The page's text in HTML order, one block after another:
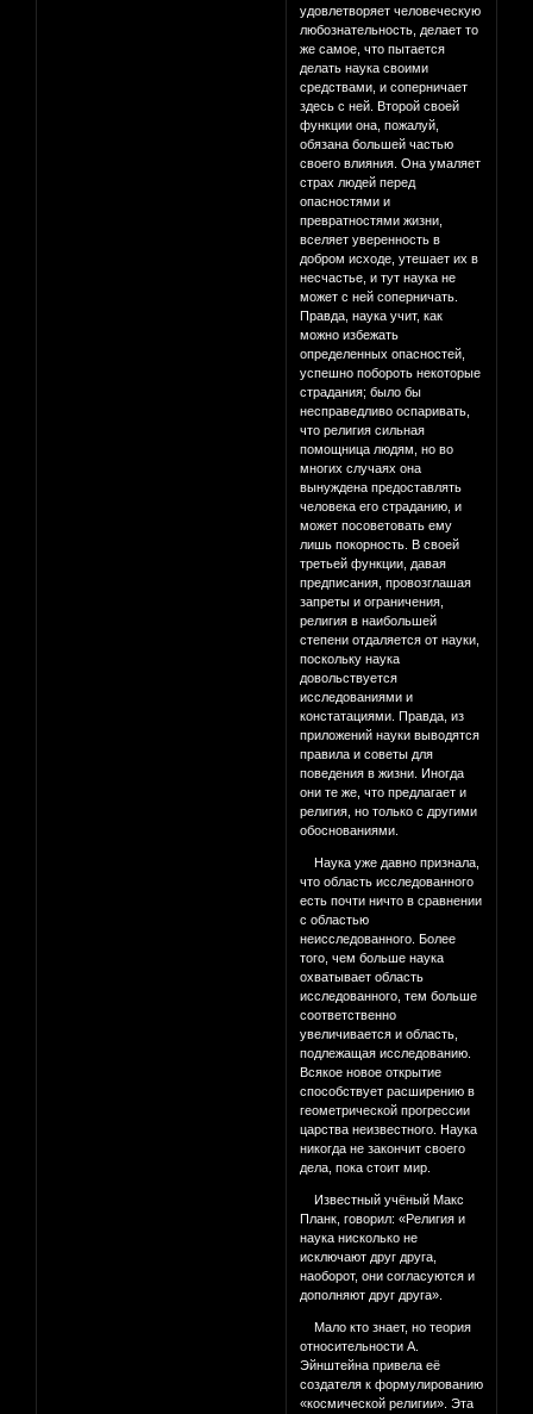
удовлетворяет человеческую
любознательность, делает то
же самое, что пытается
делать наука своими
средствами, и соперничает
здесь с ней. Второй своей
функции она, пожалуй,
обязана большей частью
своего влияния. Она умаляет
страх людей перед
опасностями и
превратностями жизни,
вселяет уверенность в
добром исходе, утешает их в
несчастье, и тут наука не
может с ней соперничать.
Правда, наука учит, как
можно избежать
определенных опасностей,
успешно побороть некоторые
страдания; было бы
несправедливо оспаривать,
что религия сильная
помощница людям, но во
многих случаях она
вынуждена предоставлять
человека его страданию, и
может посоветовать ему
лишь покорность. В своей
третьей функции, давая
предписания, провозглашая
запреты и ограничения,
религия в наибольшей
степени отдаляется от науки,
поскольку наука
довольствуется
исследованиями и
констатациями. Правда, из
приложений науки выводятся
правила и советы для
поведения в жизни. Иногда
они те же, что предлагает и
религия, но только с другими
обоснованиями.
Наука уже давно признала,
что область исследованного
есть почти ничто в сравнении
с областью
неисследованного. Более
того, чем больше наука
охватывает область
исследованного, тем больше
соответственно
увеличивается и область,
подлежащая исследованию.
Всякое новое открытие
способствует расширению в
геометрической прогрессии
царства неизвестного. Наука
никогда не закончит своего
дела, пока стоит мир.
Известный учёный Макс
Планк, говорил: «Религия и
наука нисколько не
исключают друг друга,
наоборот, они согласуются и
дополняют друг друга».
Мало кто знает, но теория
относительности А.
Эйнштейна привела её
создателя к формулированию
«космической религии». Эта